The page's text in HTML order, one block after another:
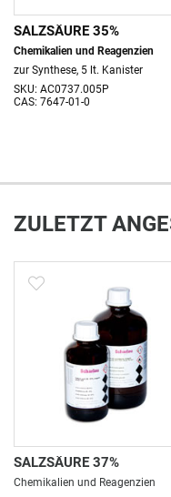
SALZSÄURE 35%
Chemikalien und Reagenzien
zur Synthese, 5 lt. Kanister
SKU: AC0737.005P
CAS: 7647-01-0
ZULETZT
SALZSÄURE 37%
Chemikalien und Reagenzien